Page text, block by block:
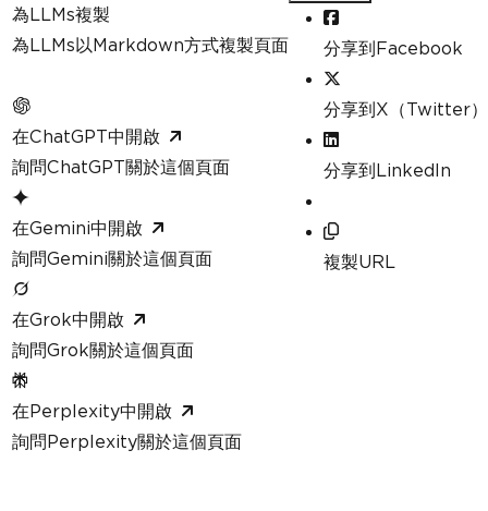
為LLMs複製
為LLMs以Markdown方式複製頁面
在ChatGPT中開啟
詢問ChatGPT關於這個頁面
在Gemini中開啟
詢問Gemini關於這個頁面
在Grok中開啟
詢問Grok關於這個頁面
在Perplexity中開啟
詢問Perplexity關於這個頁面
分享到Facebook
分享到X（Twitter）
分享到LinkedIn
複製URL